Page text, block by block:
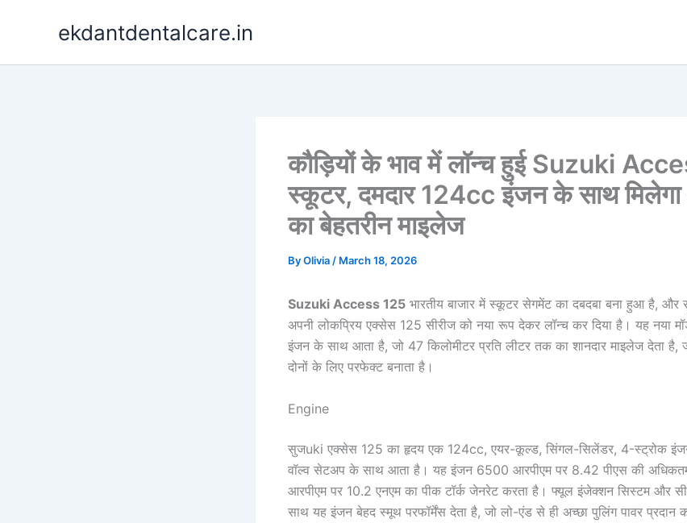
ekdantdentalcare.in
कौड़ियों के भाव में लॉन्च हुई Suzuki
स्कूटर, दमदार 124cc इंजन के साथ
का बेहतरीन माइलेज
ByOlivia / March 18, 2026
Suzuki Access 125 भारतीय बाजार में स्कूटर सेगमेंट का दबदबा बना हुआ है,
अपनी लोकप्रिय एक्सेस 125 सीरीज को नया रूप देकर लॉन्च कर दिया है। यह नया
इंजन के साथ आता है, जो 47 किलोमीटर प्रति लीटर तक का शानदार माइलेज देता है,
दोनों के लिए परफेक्ट बनाता है।
Engine
सुजuki एक्सेस 125 का हृदय एक 124cc, एयर-कूल्ड, सिंगल-सिलेंडर, 4-स्ट्रोक
वॉल्व सेटअप के साथ आता है। यह इंजन 6500 आरपीएम पर 8.42 पीएस की
आरपीएम पर 10.2 एनएम का पीक टॉर्क जेनरेट करता है। फ्यूल इंजेक्शन सिस्टम और
साथ यह इंजन बेहद स्मूथ परफॉर्मेंस देता है, जो लो-एंड से ही अच्छा पुलिंग पावर प्रदान